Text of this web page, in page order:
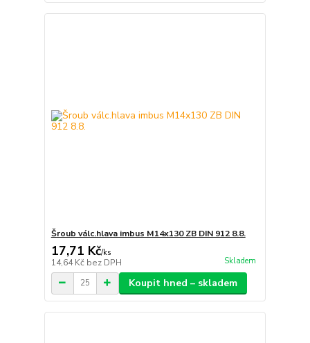
Šroub válc.hlava imbus M14x130 ZB DIN 912 8.8.
17,71 Kč/ks
14,64 Kč bez DPH Skladem
Koupit hned – skladem